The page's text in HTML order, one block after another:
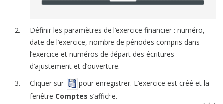
Définir les paramètres de l’exercice financier : numéro,
date de l’exercice, nombre de périodes compris dans
l’exercice et numéros de départ des écritures
d’ajustement et d’ouverture.
Cliquer sur
pour enregistrer. L’exercice est créé et la
fenêtre Comptes s’affiche.